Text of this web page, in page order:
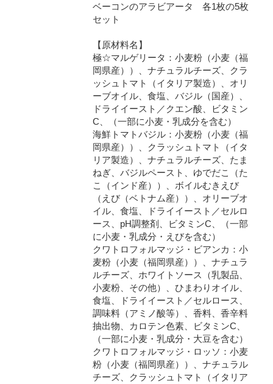
ベーコンのアラビアータ 各1枚の5枚
セット
【原材料名】
極☆マルゲリータ：小麦粉（小麦（福
岡県産））、ナチュラルチーズ、クラ
ッシュトマト（イタリア製造）、オリ
ーブオイル、食塩、バジル（国産）、
ドライイースト／クエン酸、ビタミン
C、（一部に小麦・乳成分を含む）
海鮮トマトバジル：小麦粉（小麦（福
岡県産））、クラッシュトマト（イタ
リア製造）、ナチュラルチーズ、たま
ねぎ、バジルペースト、ゆでだこ（た
こ（インド産））、ボイルむきえび
（えび（ベトナム産））、オリーブオ
イル、食塩、ドライイースト／セルロ
ース、pH調整剤、ビタミンC、（一部
に小麦・乳成分・えびを含む）
クワトロフォルマッジ・ビアンカ：小
麦粉（小麦（福岡県産））、ナチュラ
ルチーズ、ホワイトソース（乳製品、
小麦粉、その他）、ひまわりオイル、
食塩、ドライイースト／セルロース、
調味料（アミノ酸等）、香料、香辛料
抽出物、カロテン色素、ビタミンC、
（一部に小麦・乳成分・大豆を含む）
クワトロフォルマッジ・ロッソ：小麦
粉（小麦（福岡県産））、ナチュラル
チーズ、クラッシュトマト（イタリア